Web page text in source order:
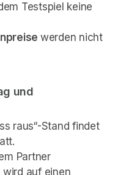
Testspiel keine
werden nicht
und
raus“-Stand findet
Partner
wird auf einen